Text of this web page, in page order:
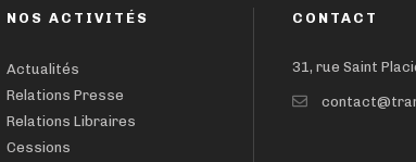
NOS ACTIVITÉS
Actualités
Relations Presse
Relations Libraires
Cessions
CONTACT
31, rue Saint